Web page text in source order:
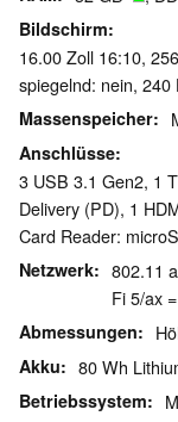
Bildschirm
16.00 Zoll 16:10,
spiegelnd: nein, 240
Massenspeicher
Anschlüsse
3 USB 3.1 Gen2, 1
Delivery (PD), 1
Card Reader:
Netzwerk
802.11
Fi 5/ax
Abmessungen
Akku 80 Wh
Betriebssystem